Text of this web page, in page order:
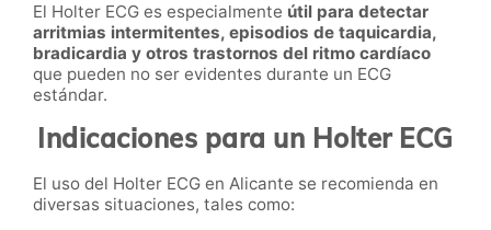
El Holter ECG es especialmente útil para detectar
arritmias intermitentes, episodios de taquicardia,
bradicardia y otros trastornos del ritmo cardíaco
que pueden no ser evidentes durante un ECG
estándar.
Indicaciones para un Holter ECG
El uso del Holter ECG en Alicante se recomienda en
diversas situaciones, tales como: